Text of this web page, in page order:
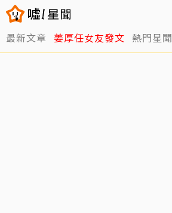
最新文章 姜厚任女友發文 熱門星聞